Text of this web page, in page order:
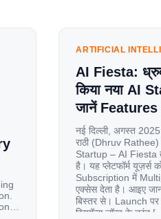
ARTIFICIAL
AI Fiesta:
किया नया AI
जानें
नई दिल्ली, अगस्त
राठी (Dhruv Rathee)
Startup – AI Fiesta
है। यह प्लेटफॉर्म यूज़र्स
Subscription में
एक्सेस देता है। आइए
बिस्तर से। Launch
रिस्पॉन्स लॉन्च के तुरंत